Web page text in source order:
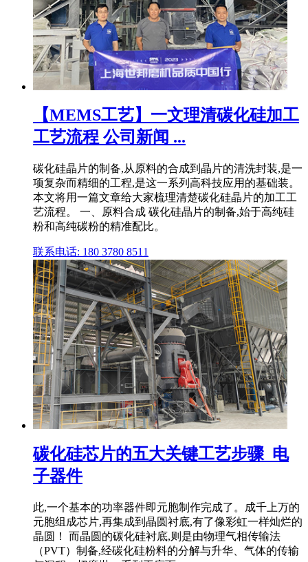
【MEMS工艺】一文理清碳化硅加工
工艺流程 公司新闻 ...
碳化硅晶片的制备,从原料的合成到晶片的清洗封装,是一
项复杂而精细的工程,是这一系列高科技应用的基础装。
本文将用一篇文章给大家梳理清楚碳化硅晶片的加工工
艺流程。 一、原料合成 碳化硅晶片的制备,始于高纯硅
粉和高纯碳粉的精准配比。
联系电话: 180 3780 8511
碳化硅芯片的五大关键工艺步骤_电
子器件
此,一个基本的功率器件即元胞制作完成了。成千上万的
元胞组成芯片,再集成到晶圆衬底,有了像彩虹一样灿烂的
晶圆！ 而晶圆的碳化硅衬底,则是由物理气相传输法
（PVT）制备,经碳化硅粉料的分解与升华、气体的传输